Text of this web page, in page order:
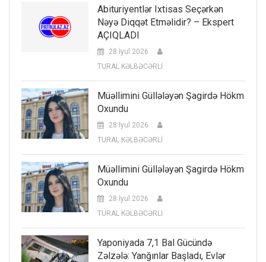
Abituriyentlər Ixtisas Seçərkən
Nəyə Diqqət Etməlidir? – Ekspert
AÇIQLADI
28 İyul 2026
TURAL KƏLBƏCƏRLİ
Müəllimini Güllələyən Şagirdə Hökm
Oxundu
28 İyul 2026
TURAL KƏLBƏCƏRLİ
Müəllimini Güllələyən Şagirdə Hökm
Oxundu
28 İyul 2026
TURAL KƏLBƏCƏRLİ
Yaponiyada 7,1 Bal Gücündə
Zəlzələ: Yanğınlar Başladı, Evlər